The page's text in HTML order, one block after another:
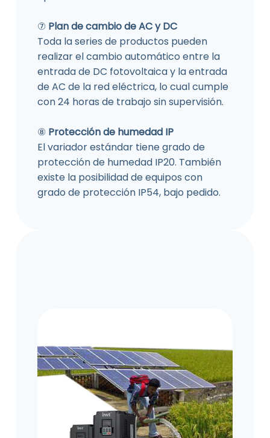
⑦ Plan de cambio de AC y DC
Toda la series de productos pueden
realizar el cambio automático entre la
entrada de DC fotovoltaica y la entrada
de AC de la red eléctrica, lo cual cumple
con 24 horas de trabajo sin supervisión.
⑧ Protección de humedad IP
El variador estándar tiene grado de
protección de humedad IP20. También
existe la posibilidad de equipos con
grado de protección IP54, bajo pedido.